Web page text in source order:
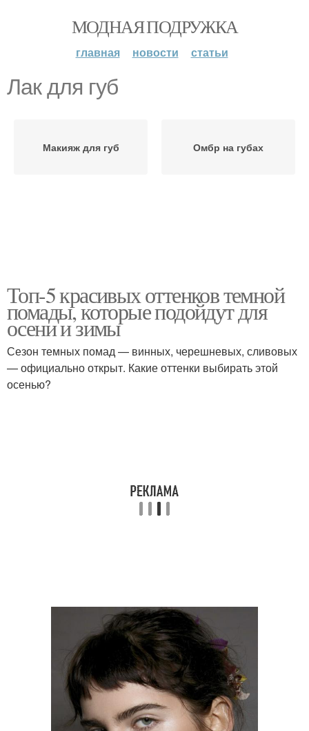
МОДНАЯ ПОДРУЖКА
главная новости статьи
Лак для губ
Макияж для губ Омбр на губах
Топ-5 красивых оттенков темной
помады, которые подойдут для
осени и зимы
Сезон темных помад — винных, черешневых, сливовых
— официально открыт. Какие оттенки выбирать этой
осенью?